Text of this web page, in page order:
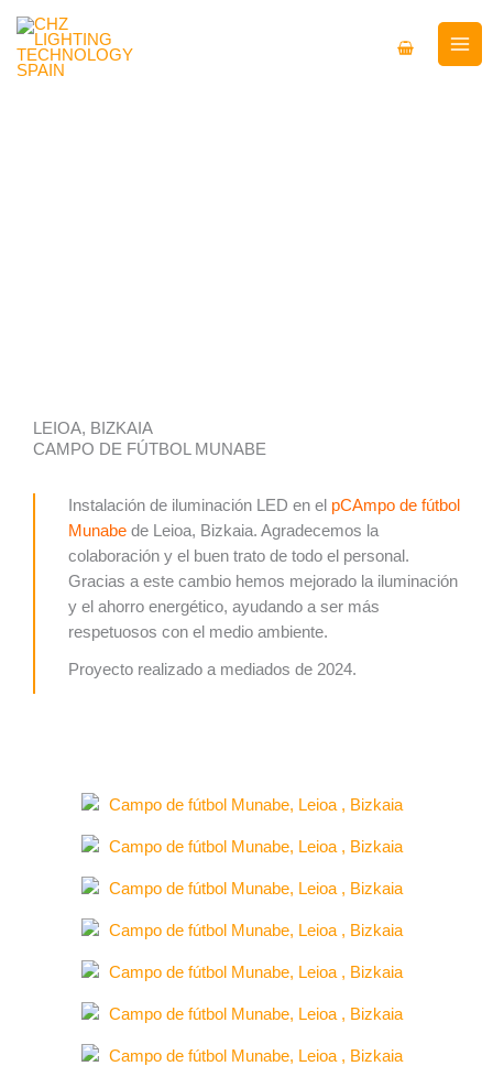
contenido
LEIOA, BIZKAIA
CAMPO DE FÚTBOL MUNABE
Instalación de iluminación LED en el pCAmpo de fútbol
Munabe de Leioa, Bizkaia. Agradecemos la
colaboración y el buen trato de todo el personal.
Gracias a este cambio hemos mejorado la iluminación
y el ahorro energético, ayudando a ser más
respetuosos con el medio ambiente.
Proyecto realizado a mediados de 2024.